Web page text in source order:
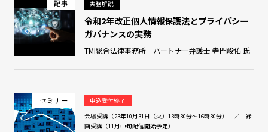
記事 実務解説
令和2年改正個人情報保護法とプライバシー
ガバナンスの実務
TMI総合法律事務所 パートナー弁護士 寺門峻佑 氏
セミナー
申込受付終了
会場受講（23年10月31日（火）13時30分～16時30分） ／ 録
画受講（11月中旬配信開始予定）